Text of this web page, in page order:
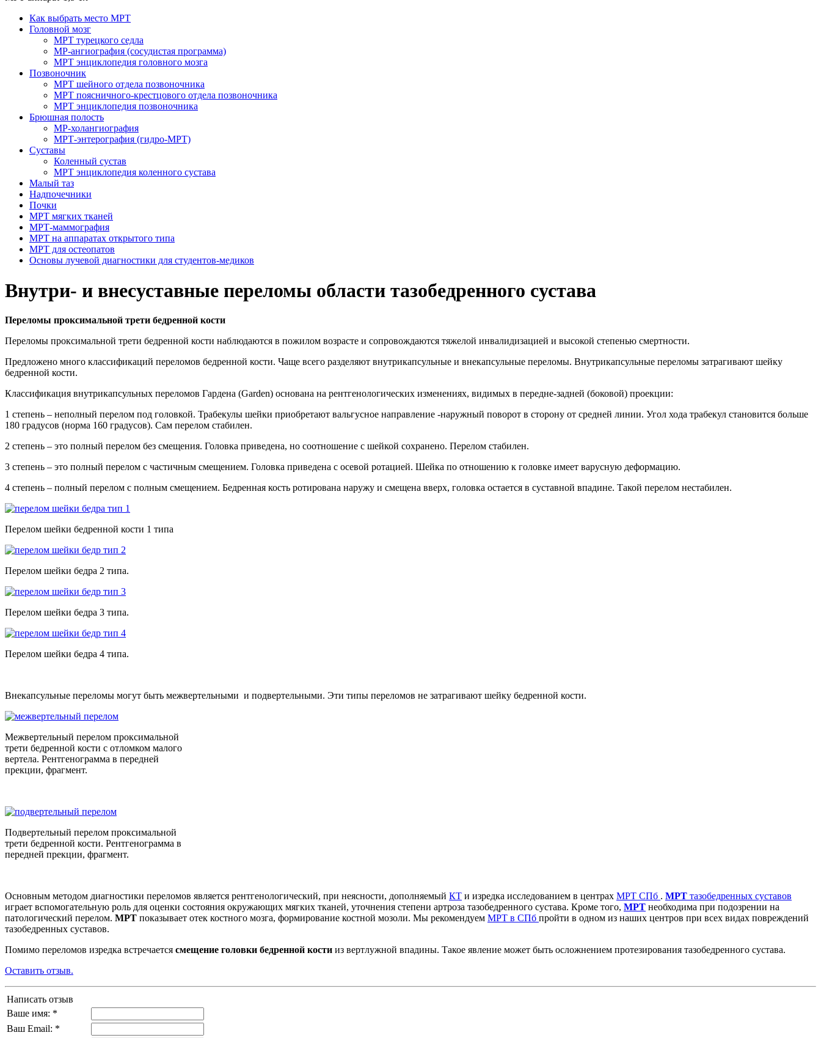
Как выбрать место МРТ
Головной мозг
МРТ турецкого седла
МР-ангиография (сосудистая программа)
МРТ энциклопедия головного мозга
Позвоночник
МРТ шейного отдела позвоночника
МРТ поясничного-крестцового отдела позвоночника
МРТ энциклопедия позвоночника
Брюшная полость
МР-холангиография
МРТ-энтерография (гидро-МРТ)
Суставы
Коленный сустав
МРТ энциклопедия коленного сустава
Малый таз
Надпочечники
Почки
МРТ мягких тканей
МРТ-маммография
МРТ на аппаратах открытого типа
МРТ для остеопатов
Основы лучевой диагностики для студентов-медиков
Внутри- и внесуставные переломы области тазобедренного сустава
Переломы проксимальной трети бедренной кости
Переломы проксимальной трети бедренной кости наблюдаются в пожилом возрасте и сопровождаются тяжелой инвалидизацией и высокой степенью смертности.
Предложено много классификаций переломов бедренной кости. Чаще всего разделяют внутрикапсульные и внекапсульные переломы. Внутрикапсульные переломы затрагивают шейку
бедренной кости.
Классификация внутрикапсульных переломов Гардена (Garden) основана на рентгенологических изменениях, видимых в передне-задней (боковой) проекции:
1 степень – неполный перелом под головкой. Трабекулы шейки приобретают вальгусное направление -наружный поворот в сторону от средней линии. Угол хода трабекул становится больше
180 градусов (норма 160 градусов). Сам перелом стабилен.
2 степень – это полный перелом без смещения. Головка приведена, но соотношение с шейкой сохранено. Перелом стабилен.
3 степень – это полный перелом с частичным смещением. Головка приведена с осевой ротацией. Шейка по отношению к головке имеет варусную деформацию.
4 степень – полный перелом с полным смещением. Бедренная кость ротирована наружу и смещена вверх, головка остается в суставной впадине. Такой перелом нестабилен.
Перелом шейки бедренной кости 1 типа
Перелом шейки бедра 2 типа.
Перелом шейки бедра 3 типа.
Перелом шейки бедра 4 типа.
Внекапсульные переломы могут быть межвертельными и подвертельными. Эти типы переломов не затрагивают шейку бедренной кости.
Межвертельный перелом проксимальной
трети бедренной кости с отломком малого
вертела. Рентгенограмма в передней
прекции, фрагмент.
Подвертельный перелом проксимальной
трети бедренной кости. Рентгенограмма в
передней прекции, фрагмент.
Основным методом диагностики переломов является рентгенологический, при неясности, дополняемый КТ и изредка исследованием в центрах МРТ СПб . МРТ тазобедренных суставов
играет вспомогательную роль для оценки состояния окружающих мягких тканей, уточнения степени артроза тазобедренного сустава. Кроме того, МРТ необходима при подозрении на
патологический перелом. МРТ показывает отек костного мозга, формирование костной мозоли. Мы рекомендуем МРТ в СПб пройти в одном из наших центров при всех видах повреждений
тазобедренных суставов.
Помимо переломов изредка встречается смещение головки бедренной кости из вертлужной впадины. Такое явление может быть осложнением протезирования тазобедренного сустава.
Оставить отзыв.
Написать отзыв
Ваше имя: *
Ваш Email: *